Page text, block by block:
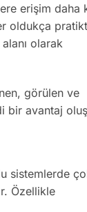
erişim daha
oldukça
olarak
görülen ve
bir avantaj
sistemlerde
Özellikle